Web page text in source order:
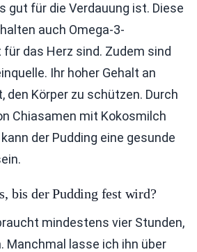
gut für die Verdauung ist. Diese
auch Omega-3-
das Herz sind. Zudem sind
Ihr hoher Gehalt an
Körper zu schützen. Durch
Chiasamen mit Kokosmilch
der Pudding eine gesunde
bis der Pudding fest wird?
mindestens vier Stunden,
Manchmal lasse ich ihn über